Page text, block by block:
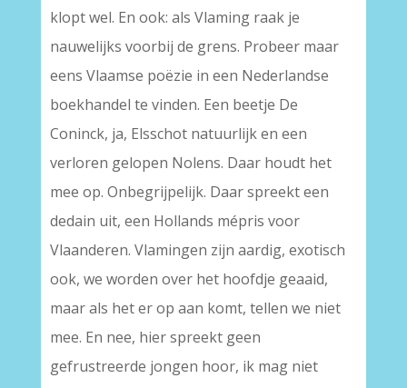
klopt wel. En ook: als Vlaming raak je
nauwelijks voorbij de grens. Probeer maar
eens Vlaamse poëzie in een Nederlandse
boekhandel te vinden. Een beetje De
Coninck, ja, Elsschot natuurlijk en een
verloren gelopen Nolens. Daar houdt het
mee op. Onbegrijpelijk. Daar spreekt een
dedain uit, een Hollands mépris voor
Vlaanderen. Vlamingen zijn aardig, exotisch
ook, we worden over het hoofdje geaaid,
maar als het er op aan komt, tellen we niet
mee. En nee, hier spreekt geen
gefrustreerde jongen hoor, ik mag niet